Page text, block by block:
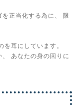
正当化する為に、
限
耳にしています。
あなたの身の回りに